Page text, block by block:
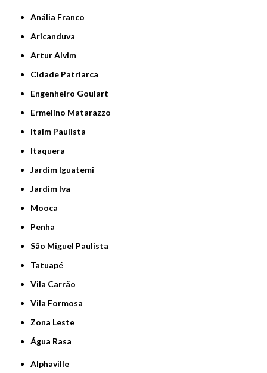
Anália Franco
Aricanduva
Artur Alvim
Cidade Patriarca
Engenheiro Goulart
Ermelino Matarazzo
Itaim Paulista
Itaquera
Jardim Iguatemi
Jardim Iva
Mooca
Penha
São Miguel Paulista
Tatuapé
Vila Carrão
Vila Formosa
Zona Leste
Água Rasa
Alphaville